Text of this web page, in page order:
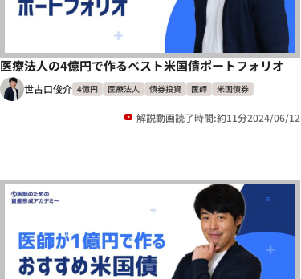
医療法人の4億円で作るベスト米国債ポートフォリオ
世古口俊介 4億円 医療法人 債券投資 医師 米国債券
解説動画読了時間:約11分2024/06/12